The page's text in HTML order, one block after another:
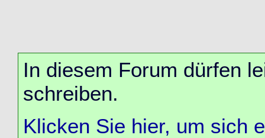
In diesem Forum dürfen
schreiben.
Klicken Sie hier, um sich